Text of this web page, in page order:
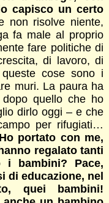
capisco un certo
non risolve niente,
fa male al proprio
fare politiche di
di lavoro, di
cose sono i
muri. La paura ha
quello che ho
dirlo oggi – e che
per rifugiati…
portato con me,
regalato tanti
i bambini? Pace,
di educazione, nel
quei bambini!